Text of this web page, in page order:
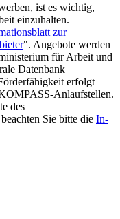
ist es wichtig,
einzuhalten.
zur
". Angebote werden
für Arbeit und
Datenbank
erfolgt
Anlaufstellen.
des
Sie bitte die In­